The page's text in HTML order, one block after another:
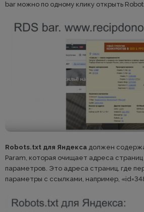
bar можно по одному клику открыть
Robots.txt для Яндекса должен
Param, которая очищает адреса
параметров. Это адреса страниц, где
параметры с ссылками, например,